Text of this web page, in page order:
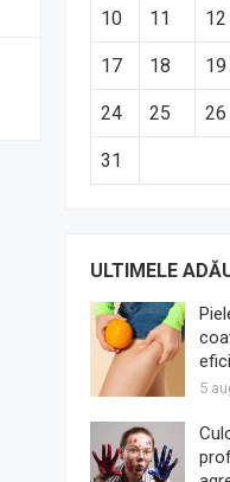
10 11 12
17 18 19
24 25 26
31
ULTIMELE
5